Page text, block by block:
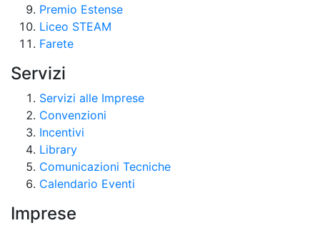
Premio Estense
Liceo STEAM
Farete
Servizi
Servizi alle Imprese
Convenzioni
Incentivi
Library
Comunicazioni Tecniche
Calendario Eventi
Imprese